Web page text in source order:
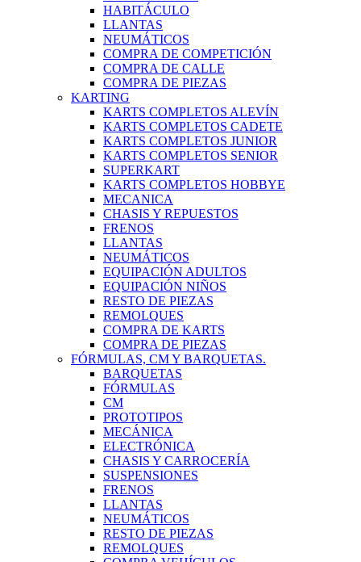
HABITÁCULO
LLANTAS
NEUMÁTICOS
COMPRA DE COMPETICIÓN
COMPRA DE CALLE
COMPRA DE PIEZAS
KARTING
KARTS COMPLETOS ALEVÍN
KARTS COMPLETOS CADETE
KARTS COMPLETOS JUNIOR
KARTS COMPLETOS SENIOR
SUPERKART
KARTS COMPLETOS HOBBYE
MECANICA
CHASIS Y REPUESTOS
FRENOS
LLANTAS
NEUMÁTICOS
EQUIPACIÓN ADULTOS
EQUIPACIÓN NIÑOS
RESTO DE PIEZAS
REMOLQUES
COMPRA DE KARTS
COMPRA DE PIEZAS
FÓRMULAS, CM Y BARQUETAS.
BARQUETAS
FÓRMULAS
CM
PROTOTIPOS
MECÁNICA
ELECTRÓNICA
CHASIS Y CARROCERÍA
SUSPENSIONES
FRENOS
LLANTAS
NEUMÁTICOS
RESTO DE PIEZAS
REMOLQUES